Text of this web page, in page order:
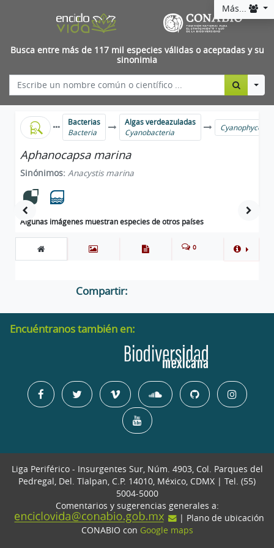
Más...
Busca entre más de 117 mil especies válidas o aceptadas y su
sinonimia
Bacterias
Bacteria
Algas verdeazuladas
Cyanobacteria
Cyanophyceae
Aphanocapsa marina
Sinónimos: Anacystis marina
Algunas imágenes muestran especies de otros países
0
Compartir:
Encuéntranos también en:
Liga Periférico - Insurgentes Sur, Núm. 4903, Col. Parques del
Pedregal, Del. Tlalpan, C.P. 14010, México, CDMX | Tel. (55)
5004-5000
Comentarios y sugerencias generales a:
| Plano de ubicación
CONABIO con Google maps